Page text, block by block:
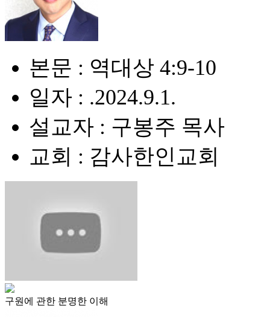
본문 : 역대상 4:9-10
일자 : .2024.9.1.
설교자 : 구봉주 목사
교회 : 감사한인교회
구원에 관한 분명한 이해